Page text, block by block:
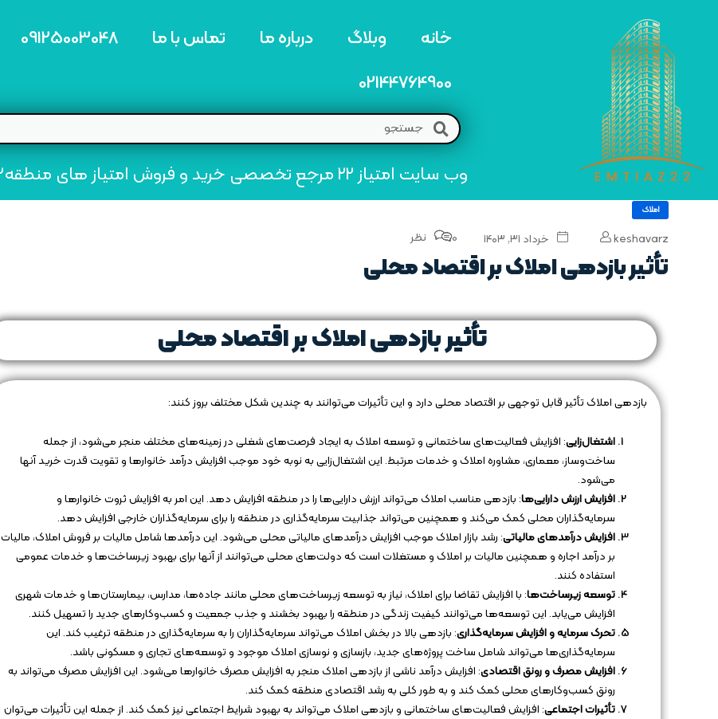
خانه وبلاگ درباره ما تماس با ما
09125003048
02144764900
وب سایت امتیاز 22 مرجع تخصصی خرید و فروش امتیاز های منطقه22
املاک
keshavarz خرداد ۳۱, ۱۴۰۳ 0 نظر
تأثیر بازدهی املاک بر اقتصاد محلی
تأثیر بازدهی املاک بر اقتصاد محلی
بازدهی املاک تأثیر قابل توجهی بر اقتصاد محلی دارد و این تأثیرات می‌توانند به چندین شکل مختلف بروز کنند:
اشتغال‌زایی: افزایش فعالیت‌های ساختمانی و توسعه املاک به ایجاد فرصت‌های شغلی در زمینه‌های مختلف منجر می‌شود، از جمله
ساخت‌وساز، معماری، مشاوره املاک و خدمات مرتبط. این اشتغال‌زایی به نوبه خود موجب افزایش درآمد خانوارها و تقویت قدرت خرید آنها
می‌شود.
افزایش ارزش دارایی‌ها: بازدهی مناسب املاک می‌تواند ارزش دارایی‌ها را در منطقه افزایش دهد. این امر به افزایش ثروت خانوارها و
سرمایه‌گذاران محلی کمک می‌کند و همچنین می‌تواند جذابیت سرمایه‌گذاری در منطقه را برای سرمایه‌گذاران خارجی افزایش دهد.
افزایش درآمدهای مالیاتی: رشد بازار املاک موجب افزایش درآمدهای مالیاتی محلی می‌شود. این درآمدها شامل مالیات بر فروش املاک، مالیات
بر درآمد اجاره و همچنین مالیات بر املاک و مستغلات است که دولت‌های محلی می‌توانند از آنها برای بهبود زیرساخت‌ها و خدمات عمومی
استفاده کنند.
توسعه زیرساخت‌ها: با افزایش تقاضا برای املاک، نیاز به توسعه زیرساخت‌های محلی مانند جاده‌ها، مدارس، بیمارستان‌ها و خدمات شهری
افزایش می‌یابد. این توسعه‌ها می‌توانند کیفیت زندگی در منطقه را بهبود بخشند و جذب جمعیت و کسب‌وکارهای جدید را تسهیل کنند.
تحرک سرمایه و افزایش سرمایه‌گذاری: بازدهی بالا در بخش املاک می‌تواند سرمایه‌گذاران را به سرمایه‌گذاری در منطقه ترغیب کند. این
سرمایه‌گذاری‌ها می‌تواند شامل ساخت پروژه‌های جدید، بازسازی و نوسازی املاک موجود و توسعه‌های تجاری و مسکونی باشد.
افزایش مصرف و رونق اقتصادی: افزایش درآمد ناشی از بازدهی املاک منجر به افزایش مصرف خانوارها می‌شود. این افزایش مصرف می‌تواند به
رونق کسب‌وکارهای محلی کمک کند و به طور کلی به رشد اقتصادی منطقه کمک کند.
تأثیرات اجتماعی: افزایش فعالیت‌های ساختمانی و بازدهی املاک می‌تواند به بهبود شرایط اجتماعی نیز کمک کند. از جمله این تأثیرات می‌توان